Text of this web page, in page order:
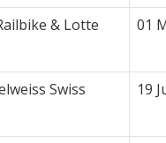
& Lotte
01
Swiss
19